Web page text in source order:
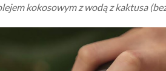
kokosowym z wodą z kaktusa